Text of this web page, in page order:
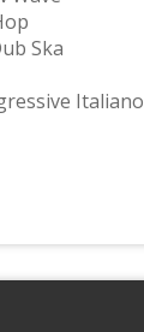
Ska
Italiano